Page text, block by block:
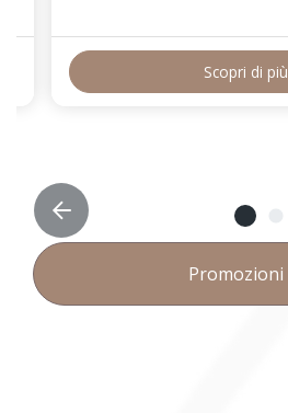
Scopri di più
Promozioni